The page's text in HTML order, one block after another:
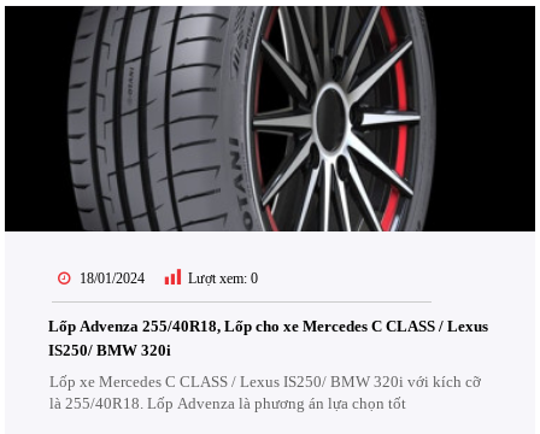
18/01/2024 Lượt xem: 0
Lốp Advenza 255/40R18, Lốp cho xe Mercedes C CLASS / Lexus
IS250/ BMW 320i
Lốp xe Mercedes C CLASS / Lexus IS250/ BMW 320i với kích cỡ
là 255/40R18. Lốp Advenza là phương án lựa chọn tốt